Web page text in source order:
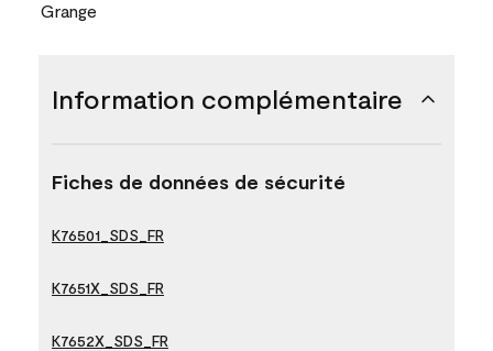
Grange
Information complémentaire
Fiches de données de sécurité
K76501_SDS_FR
K7651X_SDS_FR
K7652X_SDS_FR